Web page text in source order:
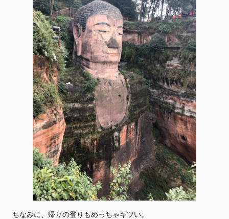
ちなみに、帰りの登りもめっちゃキツい。